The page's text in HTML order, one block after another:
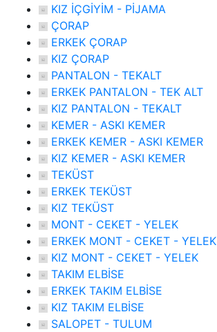
KIZ İÇGİYİM - PİJAMA
ÇORAP
ERKEK ÇORAP
KIZ ÇORAP
PANTALON - TEKALT
ERKEK PANTALON - TEK ALT
KIZ PANTALON - TEKALT
KEMER - ASKI KEMER
ERKEK KEMER - ASKI KEMER
KIZ KEMER - ASKI KEMER
TEKÜST
ERKEK TEKÜST
KIZ TEKÜST
MONT - CEKET - YELEK
ERKEK MONT - CEKET - YELEK
KIZ MONT - CEKET - YELEK
TAKIM ELBİSE
ERKEK TAKIM ELBİSE
KIZ TAKIM ELBİSE
SALOPET - TULUM